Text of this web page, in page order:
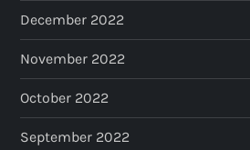
December 2022
November 2022
October 2022
September 2022